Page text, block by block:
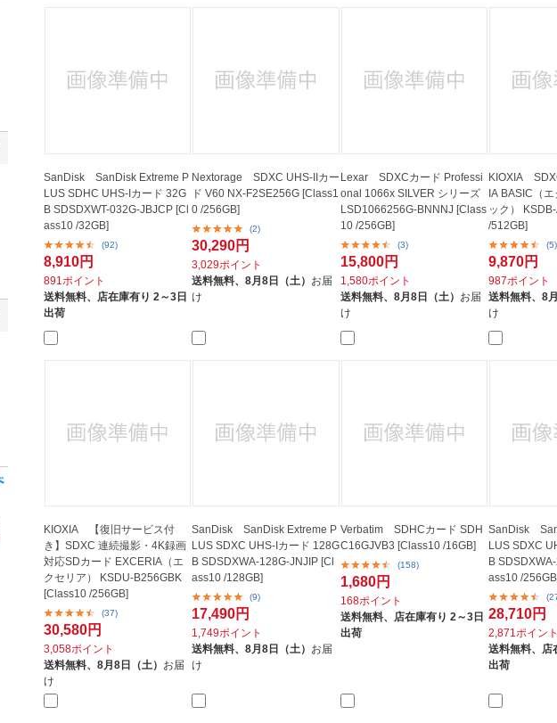
SanDisk SanDisk Extreme P
LUS SDHC UHS-Iカード 32G
B SDSDXWT-032G-JBJCP [Cl
ass10 /32GB]
(92)
8,910円
891ポイント
送料無料、 店在庫有り 2～3日
出荷
Nextorage SDXC UHS-IIカー
ド V60 NX-F2SE256G [Class1
0 /256GB]
(2)
30,290円
3,029ポイント
送料無料、8月8日（土） お届
け
Lexar SDXCカード Professi
onal 1066x SILVER シリーズ
LSD1066256G-BNNNJ [Class
10 /256GB]
(3)
15,800円
1,580ポイント
送料無料、 8月8日（土） お届
け
KIOXIA
IA BASIC（
ック）
/512GB]
(5)
9,870円
987ポイント
送料無料、8
け
KIOXIA 【復旧サービス付
き】SDXC 連続撮影・4K録画
対応SDカード EXCERIA（エ
クセリア） KSDU-B256GBK
[Class10 /256GB]
(37)
30,580円
3,058ポイント
送料無料、 8月8日（土） お届
け
SanDisk SanDisk Extreme P
LUS SDXC UHS-Iカード 128G
B SDSDXWA-128G-JNJIP [Cl
ass10 /128GB]
(9)
17,490円
1,749ポイント
送料無料、8月8日（土） お届
け
Verbatim SDHCカード SDH
C16GJVB3 [Class10 /16GB]
(158)
1,680円
168ポイント
送料無料、 店在庫有り 2～3日
出荷
SanDisk
LUS SDXC
B
ass10 /
28,710円
2,871ポイント
送料無料、 店
出荷